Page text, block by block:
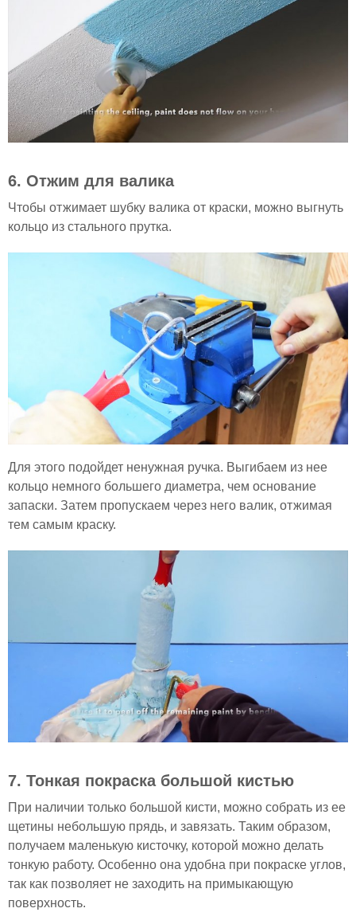
6. Отжим для валика
Чтобы отжимает шубку валика от краски, можно выгнуть
кольцо из стального прутка.
Для этого подойдет ненужная ручка. Выгибаем из нее
кольцо немного большего диаметра, чем основание
запаски. Затем пропускаем через него валик, отжимая
тем самым краску.
7. Тонкая покраска большой кистью
При наличии только большой кисти, можно собрать из ее
щетины небольшую прядь, и завязать. Таким образом,
получаем маленькую кисточку, которой можно делать
тонкую работу. Особенно она удобна при покраске углов,
так как позволяет не заходить на примыкающую
поверхность.